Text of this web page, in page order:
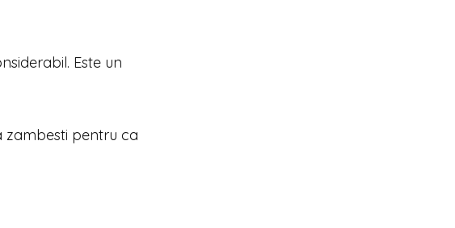
Este un
zambesti pentru ca